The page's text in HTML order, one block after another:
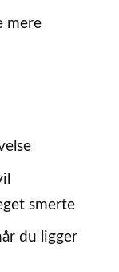
mere
smerte
du ligger